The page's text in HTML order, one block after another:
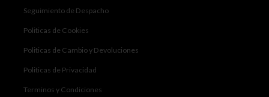
Seguimiento de Despacho
Politicas de Cookies
Politicas de Cambio y Devoluciones
Politicas de Privacidad
Terminos y Condiciones